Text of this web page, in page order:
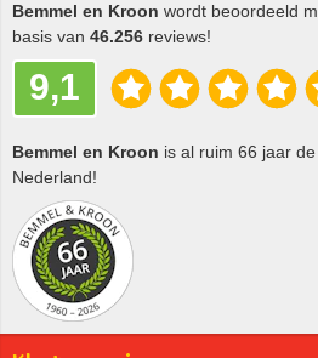
Bemmel en Kroon wordt beoordeeld
basis van 46.256 reviews!
9,1
Bemmel en Kroon is al ruim 66 jaar
Nederland!